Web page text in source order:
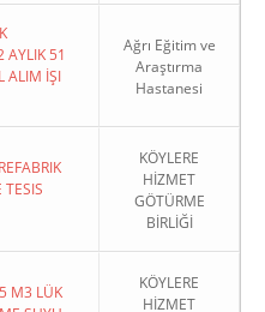
AYLIK 51
ALIM İŞI
Ağrı Eğitim ve
Araştırma
Hastanesi
KÖYLERE
HİZMET
GÖTÜRME
BİRLİĞİ
M3 LÜK
KÖYLERE
HİZMET